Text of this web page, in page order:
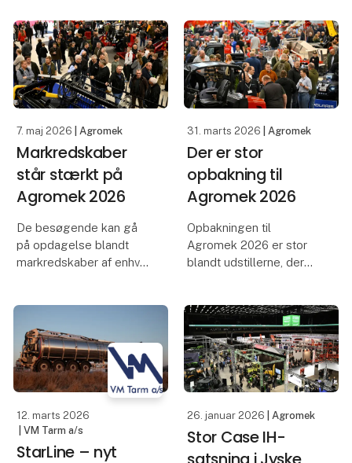
møde såvel folkevalgte
som ansatte fra Arla, der
forventningerne til
messen er høje hos
virksomheden, der som
noget nyt også
medbringer et br
7. maj 2026 | Agromek
Markredskaber
står stærkt på
Agromek 2026
De besøgende kan gå
på opdagelse blandt
markredskaber af enhver
Blandt udstillerne inden
for denne sektor finder
man Scanregn, Brdr.
Hols
31. marts 2026 | Agromek
Der er stor
opbakning til
Agromek 2026
Opbakningen til
Agromek 2026 er stor
blandt udstillerne, der
Nellemann Machinery,
Köckerling, SOLUS,
HARDI og Multiva er man
allerede nu langt i
planlægningen a
12. marts 2026
| VM Tarm a/s
StarLine – nyt
26. januar 2026 | Agromek
Stor Case IH-